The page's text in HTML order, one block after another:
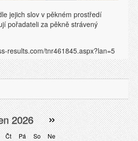
jejich slov v pěkném prostředí
pořadateli za pěkně strávený
results.com/tnr461845.aspx?lan=5
Čt Pá So Ne
»
2026